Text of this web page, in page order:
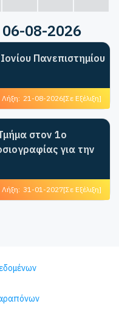
08-2026
Πανεπιστημίου
Λήξη: 21-08-2026[Σε Εξέλιξη]
στον 1ο
για την
Λήξη: 31-01-2027[Σε Εξέλιξη]